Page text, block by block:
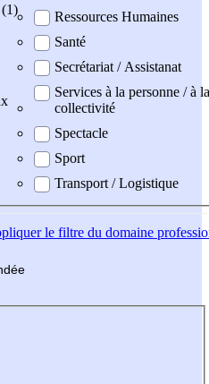
Ressources Humaines
Santé
Secrétariat / Assistanat
Services à la personne / à la
collectivité
Spectacle
Sport
Transport / Logistique
le filtre du domaine